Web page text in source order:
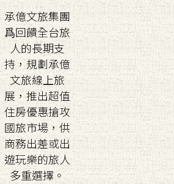
承億文旅集團
爲回饋全台旅
人的長期支
持，規劃承億
文旅線上旅
展，推出超值
住房優惠搶攻
國旅市場，供
商務出差或出
遊玩樂的旅人
多重選擇。